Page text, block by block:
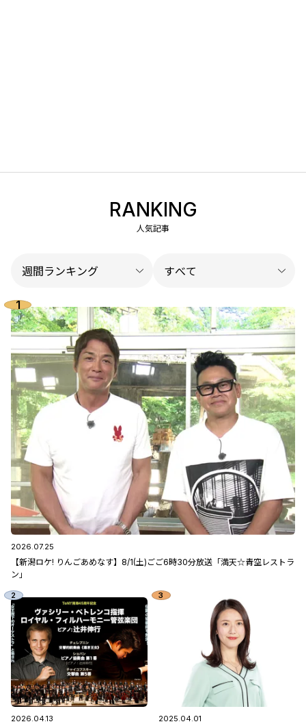
RANKING
人気記事
2026.07.25
【新潟ロケ! りんごあめなす】8/1(土)ごご6時30分放送「満天☆青空レストラ
ン」
2026.04.13 2025.04.01